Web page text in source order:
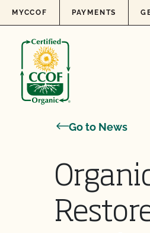
Skip to content
MYCCOF PAYMENTS
Go to News